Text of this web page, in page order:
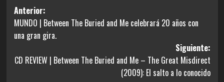
Navegación
de
entradas
Anterior:
MUNDO | Between The Buried and Me celebrará 20 años con
una gran gira.
Siguiente:
CD REVIEW | Between The Buried and Me – The Great Misdirect
(2009): El salto a lo conocido